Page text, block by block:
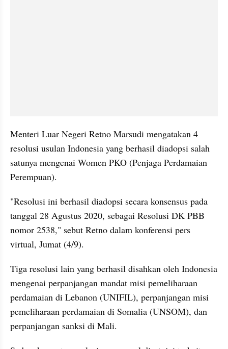
Menteri Luar Negeri Retno Marsudi mengatakan 4
resolusi usulan Indonesia yang berhasil diadopsi salah
satunya mengenai Women PKO (Penjaga Perdamaian
Perempuan).
"Resolusi ini berhasil diadopsi secara konsensus pada
tanggal 28 Agustus 2020, sebagai Resolusi DK PBB
nomor 2538," sebut Retno dalam konferensi pers
virtual, Jumat (4/9).
Tiga resolusi lain yang berhasil disahkan oleh Indonesia
mengenai perpanjangan mandat misi pemeliharaan
perdamaian di Lebanon (UNIFIL), perpanjangan misi
pemeliharaan perdamaian di Somalia (UNSOM), dan
perpanjangan sanksi di Mali.